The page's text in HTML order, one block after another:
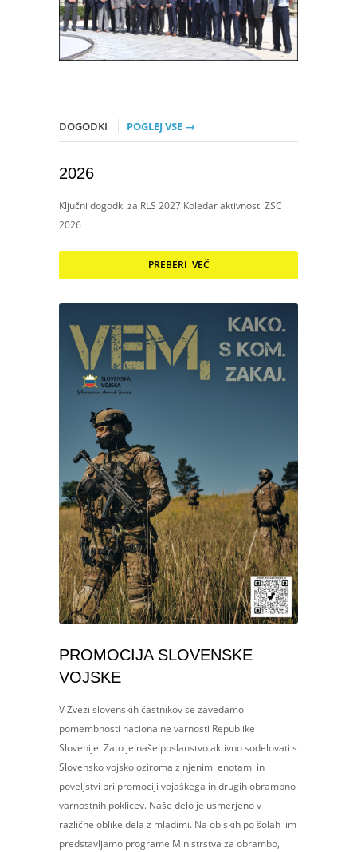
DOGODKI POGLEJ VSE →
2026
Ključni dogodki za RLS 2027 Koledar aktivnosti ZSC
2026
PREBERI VEČ
PROMOCIJA SLOVENSKE
VOJSKE
V Zvezi slovenskih častnikov se zavedamo
pomembnosti nacionalne varnosti Republike
Slovenije. Zato je naše poslanstvo aktivno sodelovati s
Slovensko vojsko oziroma z njenimi enotami in
poveljstvi pri promociji vojaškega in drugih obrambno
varnostnih poklicev. Naše delo je usmerjeno v
različne oblike dela z mladimi. Na obiskih po šolah jim
predstavljamo programe Ministrstva za obrambo,